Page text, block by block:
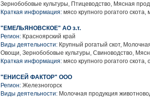
Зернобобовые культуры, Птицеводство, Мясная
Краткая информация: мясо крупного рогатого
"ЕМЕЛЬЯНОВСКОЕ" АО з.т.
Регион: Красноярский край
Виды деятельности: Крупный рогатый скот,
Овощи, Зернобобовые культуры, Свиноводство,
Краткая информация: мясо крупного рогатого
"ЕНИСЕЙ ФАКТОР" ООО
Регион: Железногорск
Виды деятельности: Молочная продукция